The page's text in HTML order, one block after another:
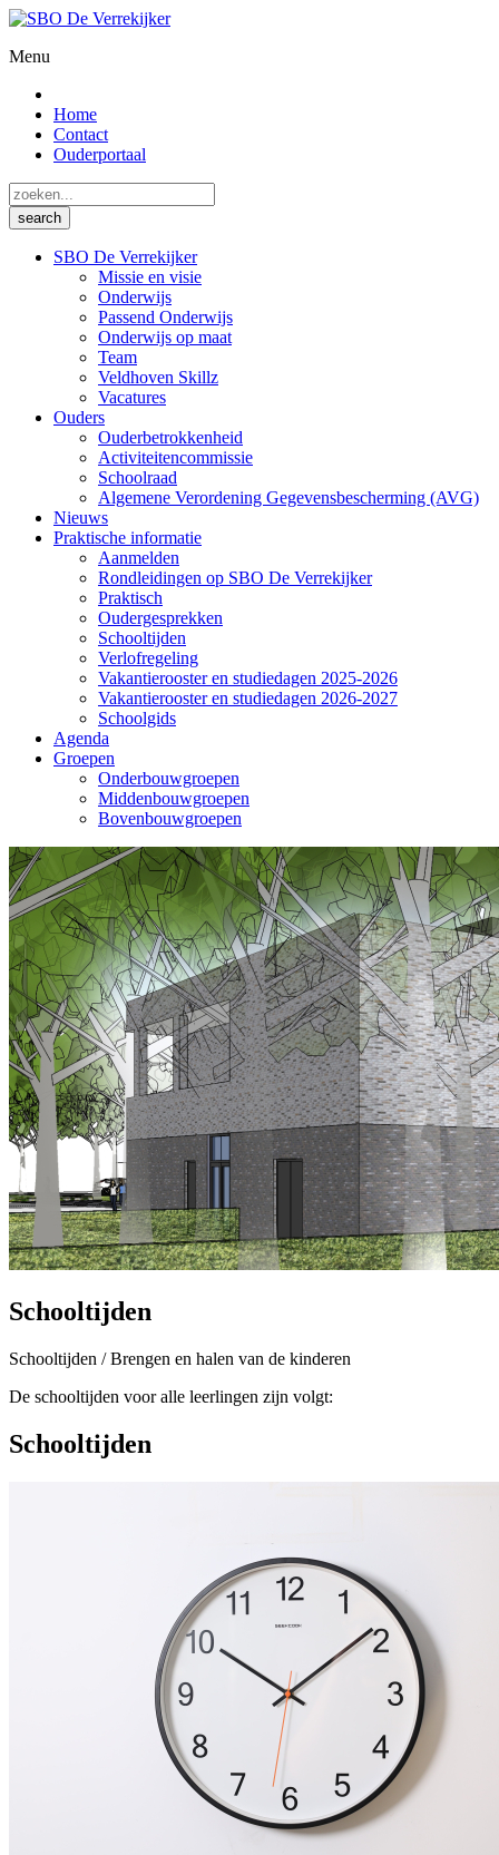
Menu
Home
Contact
Ouderportaal
SBO De Verrekijker
Missie en visie
Onderwijs
Passend Onderwijs
Onderwijs op maat
Team
Veldhoven Skillz
Vacatures
Ouders
Ouderbetrokkenheid
Activiteitencommissie
Schoolraad
Algemene Verordening Gegevensbescherming (AVG)
Nieuws
Praktische informatie
Aanmelden
Rondleidingen op SBO De Verrekijker
Praktisch
Oudergesprekken
Schooltijden
Verlofregeling
Vakantierooster en studiedagen 2025-2026
Vakantierooster en studiedagen 2026-2027
Schoolgids
Agenda
Groepen
Onderbouwgroepen
Middenbouwgroepen
Bovenbouwgroepen
Schooltijden
Schooltijden / Brengen en halen van de kinderen
De schooltijden voor alle leerlingen zijn volgt:
Schooltijden